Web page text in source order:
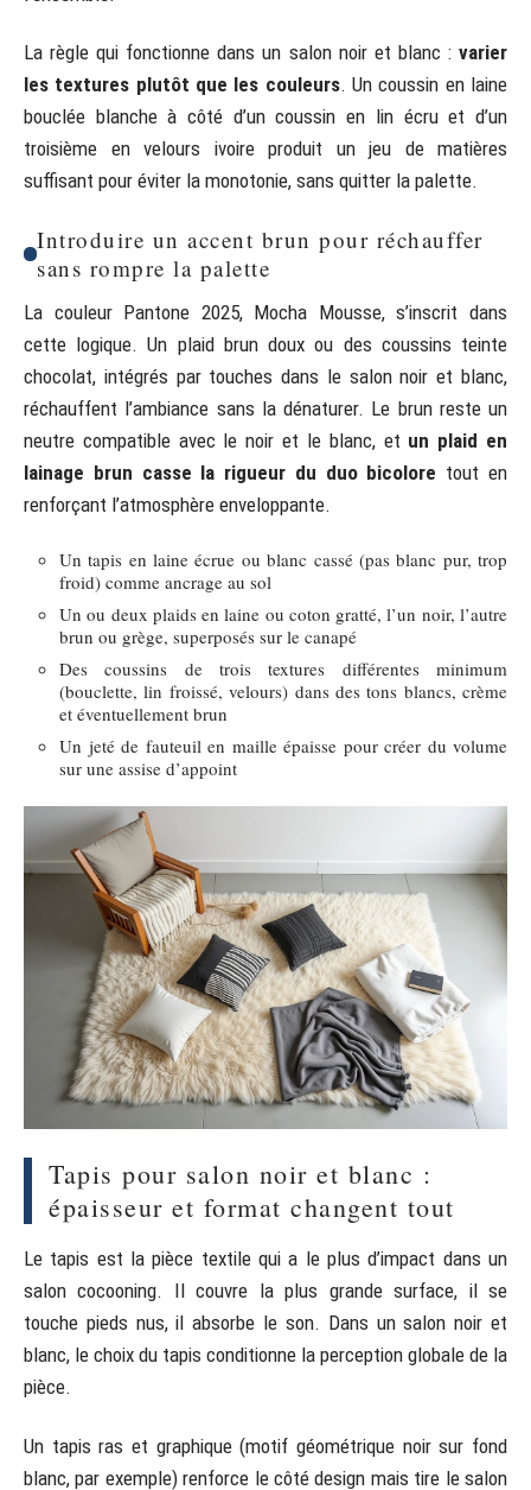
La règle qui fonctionne dans un salon noir et blanc : varier
les textures plutôt que les couleurs. Un coussin en laine
bouclée blanche à côté d’un coussin en lin écru et d’un
troisième en velours ivoire produit un jeu de matières
suffisant pour éviter la monotonie, sans quitter la palette.
Introduire un accent brun pour réchauffer
sans rompre la palette
La couleur Pantone 2025, Mocha Mousse, s’inscrit dans
cette logique. Un plaid brun doux ou des coussins teinte
chocolat, intégrés par touches dans le salon noir et blanc,
réchauffent l’ambiance sans la dénaturer. Le brun reste un
neutre compatible avec le noir et le blanc, et un plaid en
lainage brun casse la rigueur du duo bicolore tout en
renforçant l’atmosphère enveloppante.
Un tapis en laine écrue ou blanc cassé (pas blanc pur, trop
froid) comme ancrage au sol
Un ou deux plaids en laine ou coton gratté, l’un noir, l’autre
brun ou grège, superposés sur le canapé
Des coussins de trois textures différentes minimum
(bouclette, lin froissé, velours) dans des tons blancs, crème
et éventuellement brun
Un jeté de fauteuil en maille épaisse pour créer du volume
sur une assise d’appoint
Tapis pour salon noir et blanc :
épaisseur et format changent tout
Le tapis est la pièce textile qui a le plus d’impact dans un
salon cocooning. Il couvre la plus grande surface, il se
touche pieds nus, il absorbe le son. Dans un salon noir et
blanc, le choix du tapis conditionne la perception globale de la
pièce.
Un tapis ras et graphique (motif géométrique noir sur fond
blanc, par exemple) renforce le côté design mais tire le salon